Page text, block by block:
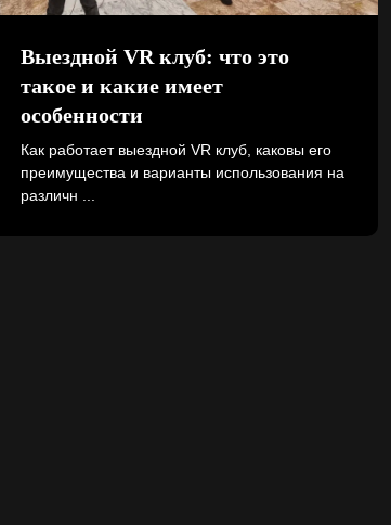
Выездной VR клуб: что это
такое и какие имеет
особенности
Как работает выездной VR клуб, каковы его
преимущества и варианты использования на
различн ...